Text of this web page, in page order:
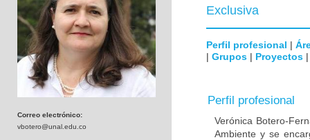
Correo electrónico:
vbotero@unal.edu.co
Exclusiva
Perfil profesional |
| Grupos | Proyectos
Perfil profesional
Verónica Botero-
Ambiente y se